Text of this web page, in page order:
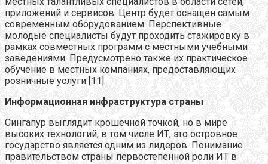
приложений и сервисов. Центр будет оснащен самым
современным оборудованием. Перспективные
молодые специалисты будут проходить стажировку в
рамках совместных программ с местными учебными
заведениями. Предусмотрено также их практическое
обучение в местных компаниях, предоставляющих
розничные услуги [11].
Информационная инфраструктура страны
Сингапур выглядит крошечной точкой, но в мире
высоких технологий, в том числе ИТ, это островное
государство является одним из лидеров. Понимание
правительством страны первостепенной роли ИТ в